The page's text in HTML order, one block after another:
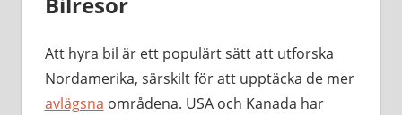
Att hyra bil är ett populärt sätt att utforska
Nordamerika, särskilt för att upptäcka de mer
avlägsna områdena. USA och Kanada har